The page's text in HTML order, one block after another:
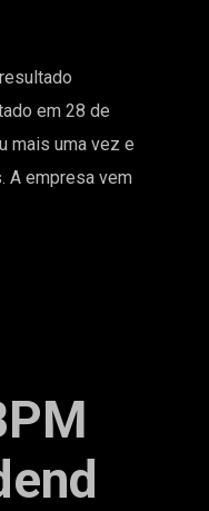
em 28 de
mais uma vez e
A empresa vem